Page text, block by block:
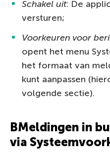
Schakel uit: De
versturen;
Voorkeuren voor
opent het menu
het formaat van
kunt aanpassen
volgende sectie).
BMeldingen in
via